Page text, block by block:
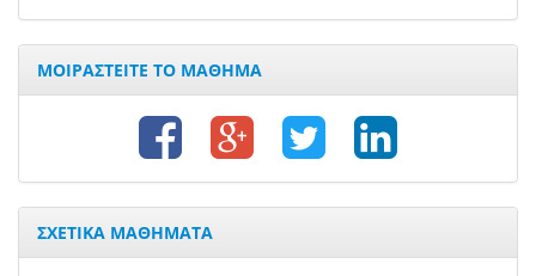
ΜΟΙΡΑΣΤΕΙΤΕ ΤΟ ΜΑΘΗΜΑ
ΣΧΕΤΙΚΑ ΜΑΘΗΜΑΤΑ